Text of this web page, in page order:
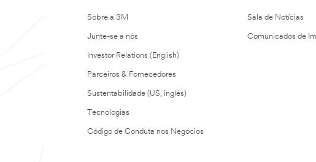
Sobre a 3M
Junte-se a nós
Investor Relations (English)
Parceiros & Fornecedores
Sustentabilidade (US, inglés)
Tecnologias
Código de Conduta nos Negócios
Sala de Notícias
Comunicados de